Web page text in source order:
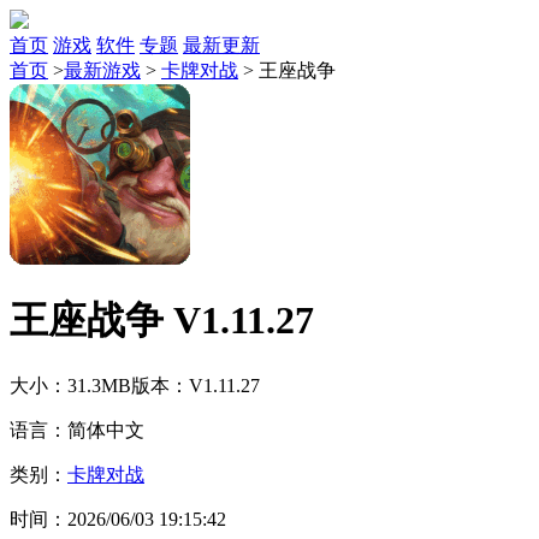
首页 游戏 软件 专题 最新更新
首页 >最新游戏 > 卡牌对战 > 王座战争
王座战争 V1.11.27
大小：31.3MB版本：V1.11.27
语言：简体中文
类别： 卡牌对战
时间：2026/06/03 19:15:42